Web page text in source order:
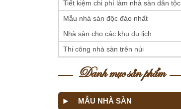
Tiết kiệm chi phí làm nhà sàn dân tộc
Mẫu nhà sàn độc đáo nhất
Nhà sàn cho các khu du lịch
Thi công nhà sàn trên núi
Danh mục sản phẩm
MẪU NHÀ SÀN